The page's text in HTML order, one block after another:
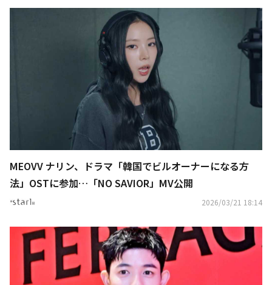
MEOVV ナリン、ドラマ「韓国でビルオーナーになる方
法」OSTに参加…「NO SAVIOR」MV公開
2026/03/21 18:14